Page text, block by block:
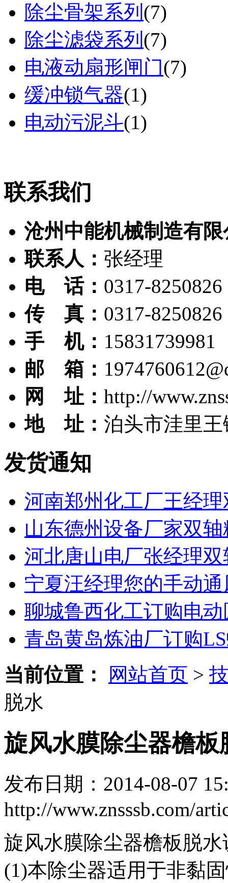
除尘骨架系列 (7)
除尘滤袋系列 (7)
电液动扇形闸门(7)
缓冲锁气器(1)
电动污泥斗(1)
联系我们
沧州中能机械制造有限
联系人： 张经理
电 话： 0317-8250826
传 真： 0317-8250826
手 机： 15831739981
邮 箱：
网 址： http://
地 址： 泊头市洼里
发货通知
河南郑州化工厂王经
山东德州设备厂家双
河北唐山电厂张经理
宁夏汪经理您的手动
聊城鲁西化工订购电
青岛黄岛炼油厂订购
当前位置：
网站首页 >
脱水
旋风水膜除尘器檐板
发布日期：2014-08-07
http://www.znsssb.com/
旋风水膜除尘器檐板脱水
(1)本除尘器适用于非黏